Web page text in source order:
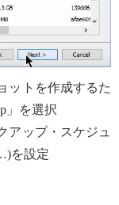
ットを作成するた
」を選択
アップ・スケジュ
を設定